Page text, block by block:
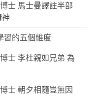
士 馬士曼譯註半部
神
習的五個維度
士 李杜親如兄弟 為
士 朝夕相隨豈無因